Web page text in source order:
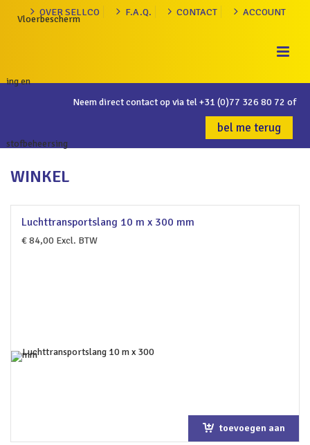
OVER SELLCO F.A.Q. CONTACT ACCOUNT
Neem direct contact op via tel+31 (0)77 326 80 72 of
bel me terug
WINKEL
Luchttransportslang 10 m x 300 mm
€84,00 Excl. BTW
toevoegen aan